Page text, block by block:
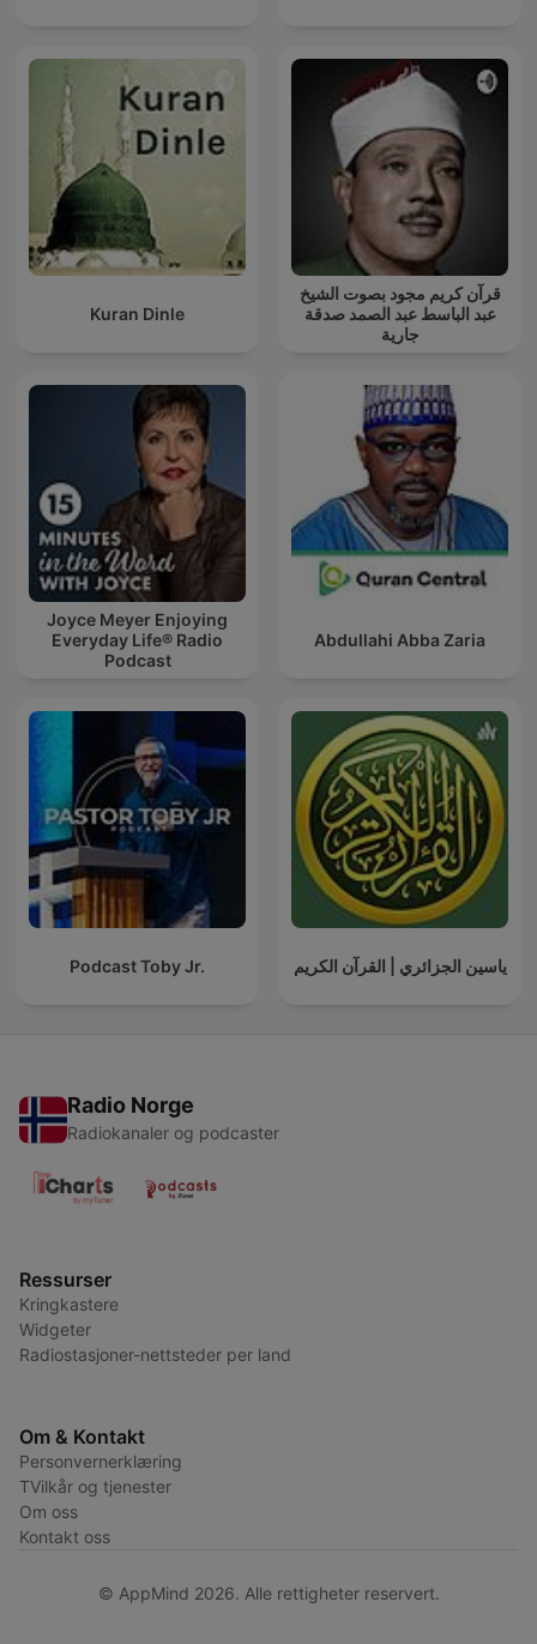
Kuran Dinle
قرآن كريم مجود بصوت الشيخ
عبد الباسط عبد الصمد صدقة
جارية
Joyce Meyer Enjoying
Everyday Life® Radio
Podcast
Abdullahi Abba Zaria
Podcast Toby Jr. ياسين الجزائري | القرآن الكريم
Radio Norge
Radiokanaler og podcaster
Ressurser
Kringkastere
Widgeter
Radiostasjoner-nettsteder per land
Om & Kontakt
Personvernerklæring
TVilkår og tjenester
Om oss
Kontakt oss
© AppMind 2026. Alle rettigheter reservert.